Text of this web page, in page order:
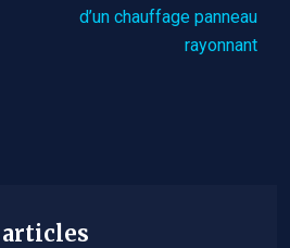
d’un chauffage panneau
rayonnant